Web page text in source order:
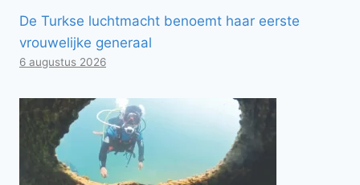
De Turkse luchtmacht benoemt haar eerste
vrouwelijke generaal
6 augustus 2026